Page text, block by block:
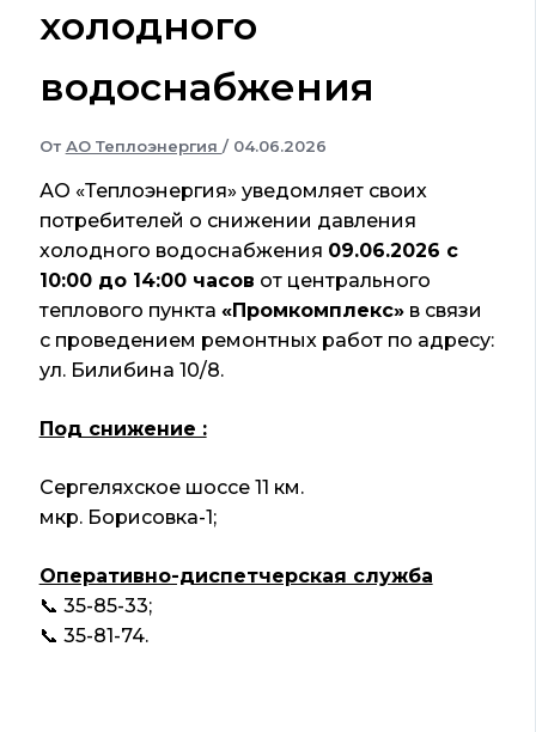
холодного
водоснабжения
От АО Теплоэнергия / 04.06.2026
АО «Теплоэнергия» уведомляет своих
потребителей о снижении давления
холодного водоснабжения 09.06.2026 с
10:00 до 14:00 часов от центрального
теплового пункта «Промкомплекс»в связи
с проведением ремонтных работ по адресу:
ул. Билибина 10/8.
Под снижение :
Сергеляхское шоссе 11 км.
мкр. Борисовка-1;
Оперативно-диспетчерская служба
📞 35-85-33;
📞 35-81-74.